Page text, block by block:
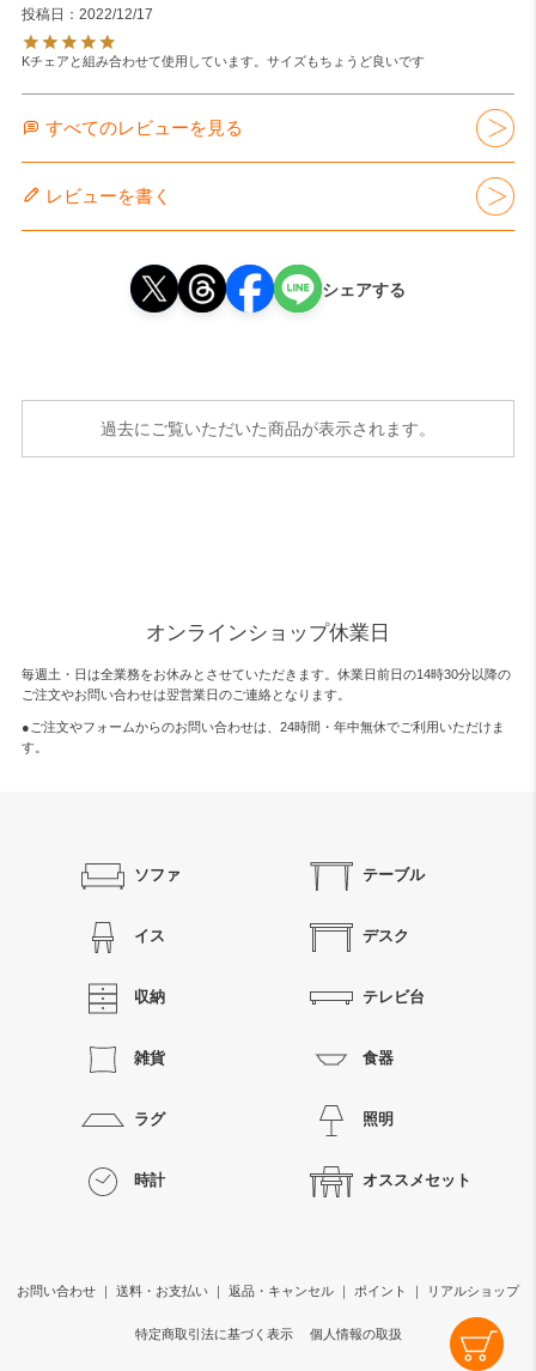
投稿日
2022/12/17
Kチェアと組み合わせて使用しています。サイズもちょうど良いです
すべてのレビューを見る
レビューを書く
シェアする
過去にご覧いただいた商品が表示されます。
オンラインショップ休業日
毎週土・日は全業務をお休みとさせていただきます。休業日前日の14時30分以降の
ご注文やお問い合わせは翌営業日のご連絡となります。
●ご注文やフォームからのお問い合わせは、 24時間・年中無休でご利用いただけま
す。
ソファ テーブル
イス デスク
収納 テレビ台
雑貨 食器
ラグ 照明
時計 オススメセット
お問い合わせ ｜ 送料・お支払い ｜ 返品・キャンセル ｜ ポイント ｜ リアルショップ
特定商取引法に基づく表示 個人情報の取扱